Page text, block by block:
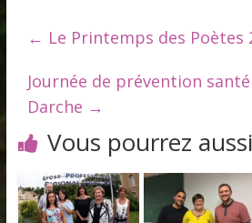
← Le Printemps des Poètes
Journée de prévention
Darche →
Vous pourrez